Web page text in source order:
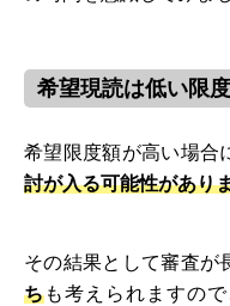
希望現読は低い限
希望限度額が高い場合
討が入る可能性があり
その結果として審査が
ちも考えられますの